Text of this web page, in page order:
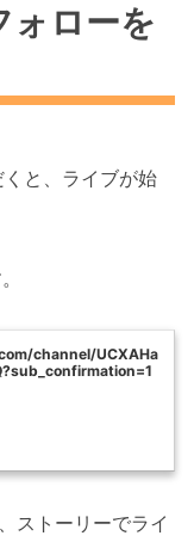
ォローを
と、ライブが始
channel/UCXAHa
ストーリーでライ